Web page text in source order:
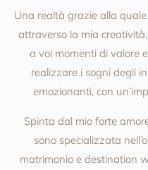
Una realtà grazie alla
attraverso la mia
a voi momenti di valore
realizzare i sogni degli
emozionanti, con
Spinta dal mio forte
sono specializzata
matrimonio e destination